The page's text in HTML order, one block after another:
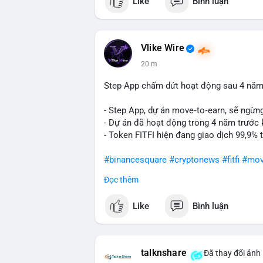
nhiên, việc di chuyển một lượng BTC
khởi đầu cho chiến dịch gom hàng
thông. Ngược lại, nếu dòng tiền đổ về
lời ngắn hạn.
rút khỏi sàn với tần suất tăng, đó là tín
#9dot608btc #619kusd #vilanh
Vlike Wire
20 m
Step App chấm dứt hoạt động sau 4
- Step App, dự án move‑to‑earn, sẽ
- Dự án đã hoạt động trong 4 năm trước
- Token FITFI hiện đang giao dịch
#binancesquare #cryptonews #fitfi
$fitfi
#vlikevn #titanbot
Đọc thêm
Like Bình luận
talknshare Đã thay đổi ảnh